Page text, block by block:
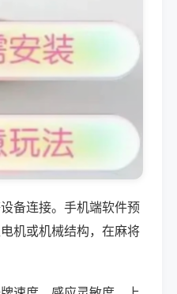
备连接。手机端软件预
机或机械结构，在麻将